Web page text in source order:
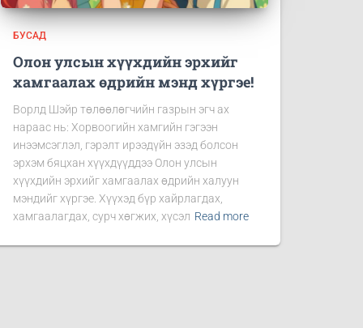
БУСАД
Олон улсын хүүхдийн эрхийг
хамгаалах өдрийн мэнд хүргэе!
Ворлд Шэйр төлөөлөгчийн газрын эгч ах
нараас нь: Хорвоогийн хамгийн гэгээн
инээмсэглэл, гэрэлт ирээдүйн эзэд болсон
эрхэм бяцхан хүүхдүүддээ Олон улсын
хүүхдийн эрхийг хамгаалах өдрийн халуун
мэндийг хүргэе. Хүүхэд бүр хайрлагдах,
хамгаалагдах, сурч хөгжих, хүсэл Read more